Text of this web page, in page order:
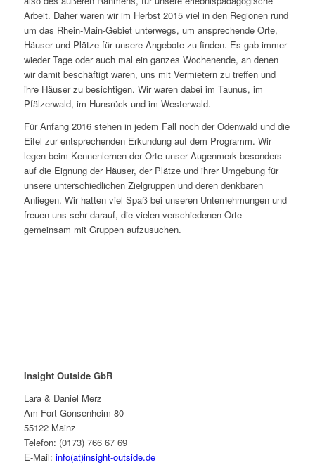
Arbeit. Daher waren wir im Herbst 2015 viel in den Regionen rund
um das Rhein-Main-Gebiet unterwegs, um ansprechende Orte,
Häuser und Plätze für unsere Angebote zu finden. Es gab immer
wieder Tage oder auch mal ein ganzes Wochenende, an denen
wir damit beschäftigt waren, uns mit Vermietern zu treffen und
ihre Häuser zu besichtigen. Wir waren dabei im Taunus, im
Pfälzerwald, im Hunsrück und im Westerwald.
Für Anfang 2016 stehen in jedem Fall noch der Odenwald und die
Eifel zur entsprechenden Erkundung auf dem Programm. Wir
legen beim Kennenlernen der Orte unser Augenmerk besonders
auf die Eignung der Häuser, der Plätze und ihrer Umgebung für
unsere unterschiedlichen Zielgruppen und deren denkbaren
Anliegen. Wir hatten viel Spaß bei unseren Unternehmungen und
freuen uns sehr darauf, die vielen verschiedenen Orte
gemeinsam mit Gruppen aufzusuchen.
Insight Outside GbR
Lara & Daniel Merz
Am Fort Gonsenheim 80
55122 Mainz
Telefon: (0173) 766 67 69
E-Mail: info(at)insight-outside.de